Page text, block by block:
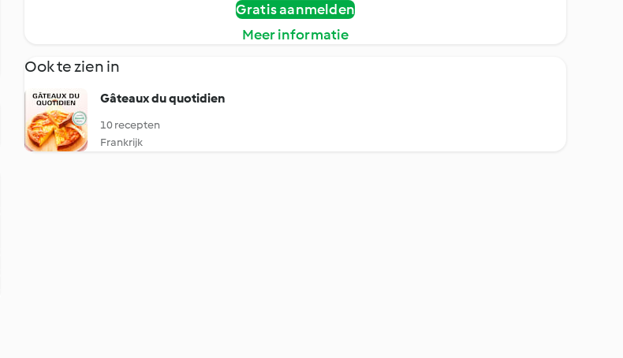
Gratis aanmelden
Meer informatie
Ook te zien in
Gâteaux du quotidien
10 recepten
Frankrijk